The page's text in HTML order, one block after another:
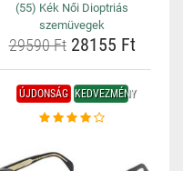
(55) Kék Női Dioptriás
szemüvegek
29590 Ft28155 Ft
ÚJDONSÁG KEDVEZMÉNY